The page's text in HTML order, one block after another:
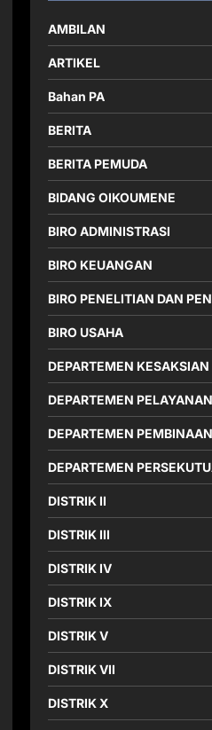
AMBILAN
ARTIKEL
Bahan PA
BERITA
BERITA PEMUDA
BIDANG OIKOUMENE
BIRO ADMINISTRASI
BIRO KEUANGAN
BIRO PENELITIAN DAN
BIRO USAHA
DEPARTEMEN KESAKSIAN
DEPARTEMEN PELAYANAN
DEPARTEMEN PEMBINAAN
DEPARTEMEN
DISTRIK II
DISTRIK III
DISTRIK IV
DISTRIK IX
DISTRIK V
DISTRIK VII
DISTRIK X